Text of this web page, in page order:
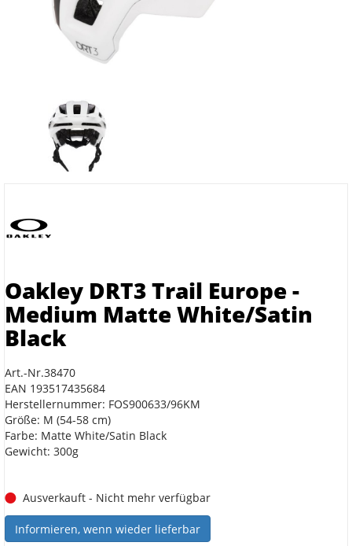
Oakley DRT3 Trail Europe -
Medium Matte White/Satin
Black
Art.-Nr.38470
EAN 193517435684
Herstellernummer: FOS900633/96KM
Größe: M (54-58 cm)
Farbe: Matte White/Satin Black
Gewicht: 300g
Ausverkauft - Nicht mehr verfügbar
Informieren, wenn wieder lieferbar